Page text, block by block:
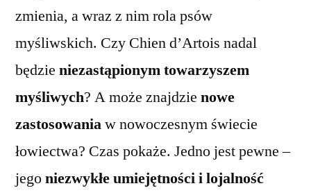
zmienia, a wraz z nim rola psów
myśliwskich. Czy Chien d’Artois nadal
będzie niezastąpionym towarzyszem
myśliwych? A może znajdzie nowe
zastosowaniaw nowoczesnym świecie
łowiectwa? Czas pokaże. Jedno jest pewne –
jegoniezwykłe umiejętności i lojalność